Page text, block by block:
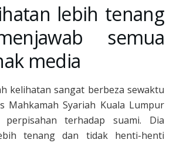
lebih tenang
semua
media
kelihatan sangat berbeza sewaktu
Mahkamah Syariah Kuala Lumpur
perpisahan terhadap suami. Dia
tenang dan tidak henti-henti